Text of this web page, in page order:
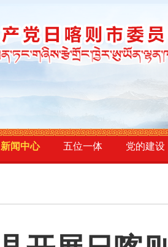
新闻中心 五位一体 党的建设